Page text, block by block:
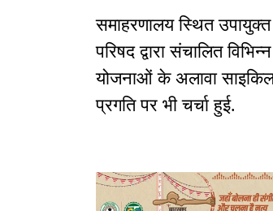
समाहरणालय स्थित
परिषद द्वारा संचालित
योजनाओं के अलावा
प्रगति पर भी चर्चा हुई.